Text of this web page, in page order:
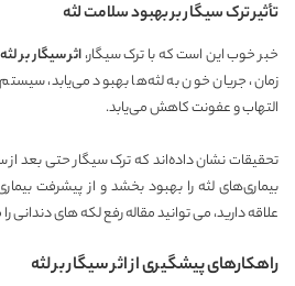
تأثیر ترک سیگار بر بهبود سلامت لثه
خبر خوب این است که با ترک سیگار،اثر سیگار بر لثه
زمان، جریان خون به لثه‌ها بهبود می‌یابد،
التهاب و عفونت کاهش می‌یابد.
تحقیقات نشان داده‌اند که ترک سیگار حتی بعد
بیماری‌های لثه را بهبود بخشد و از پیشرفت
علاقه دارید، می توانید مقالهرفع لکه های دندانی
راهکارهای پیشگیری از اثر سیگار بر لثه